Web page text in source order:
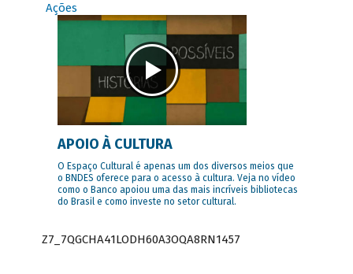
Ações
APOIO À CULTURA
O Espaço Cultural é apenas um dos diversos meios que
o BNDES oferece para o acesso à cultura. Veja no vídeo
como o Banco apoiou uma das mais incríveis bibliotecas
do Brasil e como investe no setor cultural.
Z7_7QGCHA41LODH60A3OQA8RN1457